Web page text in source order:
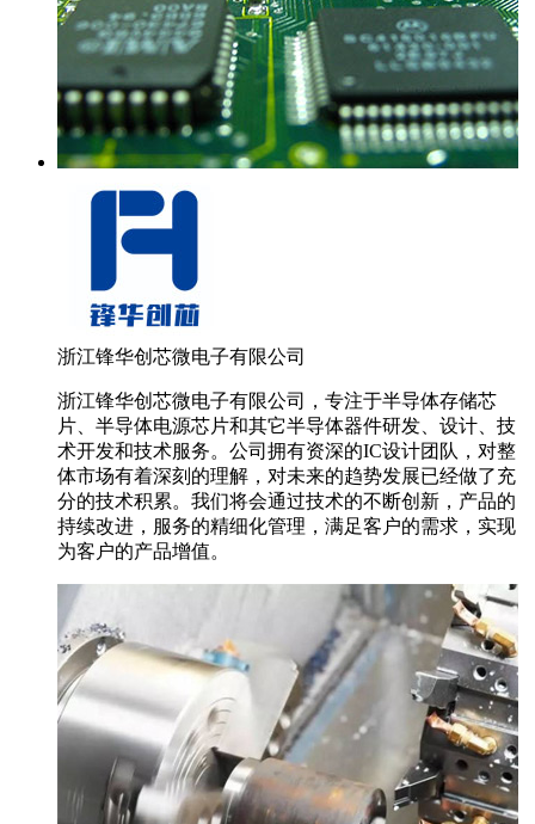
浙江锋华创芯微电子有限公司
浙江锋华创芯微电子有限公司，专注于半导体存储芯
片、半导体电源芯片和其它半导体器件研发、设计、技
术开发和技术服务。公司拥有资深的IC设计团队，对整
体市场有着深刻的理解，对未来的趋势发展已经做了充
分的技术积累。我们将会通过技术的不断创新，产品的
持续改进，服务的精细化管理，满足客户的需求，实现
为客户的产品增值。